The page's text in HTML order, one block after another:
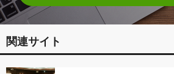
関連サイト